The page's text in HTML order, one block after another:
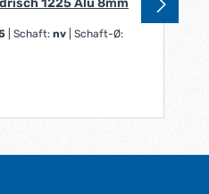
1225 Alu 8mm
Schaft:nv
Schaft-Ø: